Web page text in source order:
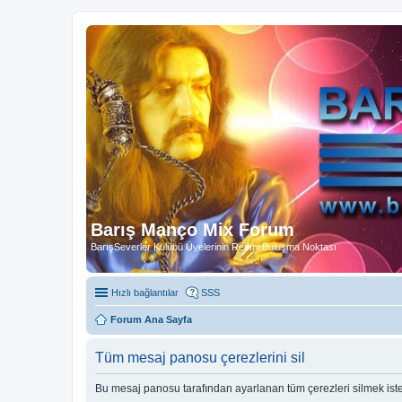
Barış Manço Mix Forum
BarışSeverler Kulübü Üyelerinin Resmi Buluşma Noktası
Hızlı bağlantılar SSS
Forum Ana Sayfa
Tüm mesaj panosu çerezlerini sil
Bu mesaj panosu tarafından ayarlanan tüm çerezleri silmek